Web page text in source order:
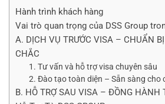
Hành trình khách hàng
Vai trò quan trọng của DSS Group
A. DỊCH VỤ TRƯỚC VISA – CHUẨN
CHẮC
1. Tư vấn và hỗ trợ visa chuyên sâu
2. Đào tạo toàn diện – Sẵn sàng cho
B. HỖ TRỢ SAU VISA – ĐỒNG HÀNH